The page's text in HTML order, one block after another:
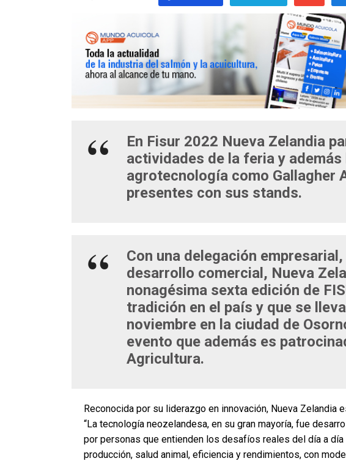
En Fisur 2022 Nueva Zelandia
actividades de la feria y
agrotecnología como Gallagher
presentes con sus stands.
Con una delegación
desarrollo comercial, Nueva
nonagésima sexta edición de
tradición en el país y que se
noviembre en la ciudad de
evento que además es
Agricultura.
Reconocida por su liderazgo en innovación, Nueva Zelandia
“La tecnología neozelandesa, en su gran mayoría, fue
por personas que entienden los desafíos reales del día a
producción, salud animal, eficiencia y rendimientos, con